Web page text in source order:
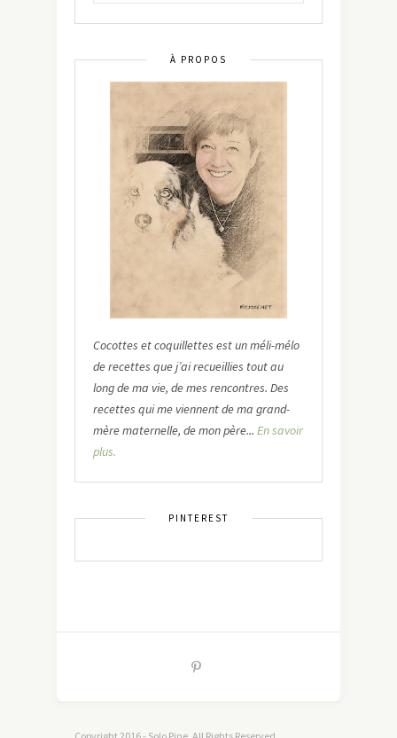
À PROPOS
Cocottes et coquillettes est un méli-mélo
de recettes que j’ai recueillies tout au
long de ma vie, de mes rencontres. Des
recettes qui me viennent de ma grand-
mère maternelle, de mon père... En savoir
plus.
PINTEREST